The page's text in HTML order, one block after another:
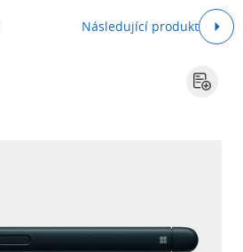
Následující produkt